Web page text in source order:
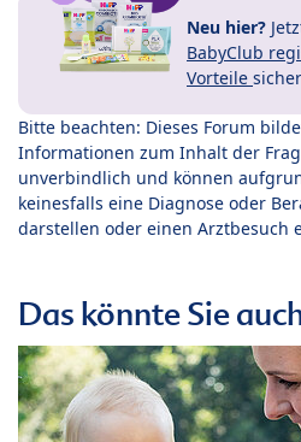
Neu hier?
BabyClub
Vorteile
Bitte beachten: Dieses Forum
Informationen zum Inhalt der
unverbindlich und können
keinesfalls eine Diagnose oder
darstellen oder einen Arztbesuch
Das könnte Sie